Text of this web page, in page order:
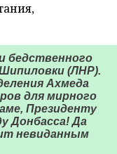
бедственного
(ЛНР).
Ахмеда
для мирного
Президенту
Донбасса! Да
невиданным